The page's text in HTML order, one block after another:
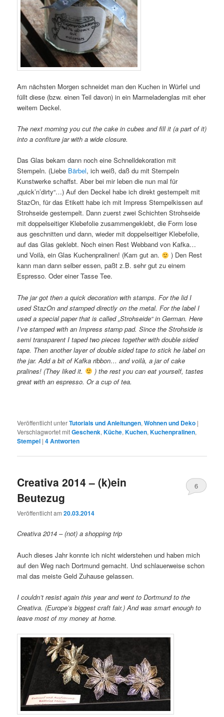
Am nächsten Morgen schneidet man den Kuchen in Würfel und
füllt diese (bzw. einen Teil davon) in ein Marmeladenglas mit eher
weitem Deckel.
The next morning you cut the cake in cubes and fill it (a part of it)
into a confiture jar with a wide closure.
Das Glas bekam dann noch eine Schnelldekoration mit
Stempeln. (Liebe Bärbel, ich weiß, daß du mit Stempeln
Kunstwerke schaffst. Aber bei mir leben die nun mal für
„quick’n’dirty“…) Auf den Deckel habe ich direkt gestempelt mit
StazOn, für das Etikett habe ich mit Impress Stempelkissen auf
Strohseide gestempelt. Dann zuerst zwei Schichten Strohseide
mit doppelseitiger Klebefolie zusammengeklebt, die Form lose
aus geschnitten und dann, wieder mit doppelseitiger Klebefolie,
auf das Glas geklebt. Noch einen Rest Webband von Kafka…
und Voilà, ein Glas Kuchenpralinen! (Kam gut an.
) Den Rest
kann man dann selber essen, paßt z.B. sehr gut zu einem
Espresso. Oder einer Tasse Tee.
The jar got then a quick decoration with stamps. For the lid I
used StazOn and stamped directly on the metal. For the label I
used a special paper that is called „Strohseide“ in German. Here
I’ve stamped with an Impress stamp pad. Since the Strohside is
semi transparent I taped two pieces together with double sided
tape. Then another layer of double sided tape to stick he label on
the jar. Add a bit of Kafka ribbon… and voilà, a jar of cake
pralines! (They liked it.
) the rest you can eat yourself, tastes
great with an espresso. Or a cup of tea.
Veröffentlicht unterTutorials und Anleitungen,Wohnen und Deko |
Verschlagwortet mitGeschenk,Küche,Kuchen,Kuchenpralinen,
Stempel |4Antworten
Creativa 2014 – (k)ein
Beutezug
Veröffentlicht am20.03.2014
6
Creativa 2014 – (not) a shopping trip
Auch dieses Jahr konnte ich nicht widerstehen und haben mich
auf den Weg nach Dortmund gemacht. Und schlauerweise schon
mal das meiste Geld Zuhause gelassen.
I couldn’t resist again this year and went to Dortmund to the
Creativa. (Europe’s biggest craft fair.) And was smart enough to
leave most of my money at home.